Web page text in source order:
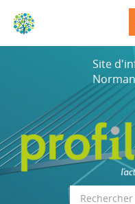
Site